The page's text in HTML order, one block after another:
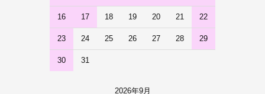
16 17 18 19 20 21 22
23 24 25 26 27 28 29
30 31
2026年9月